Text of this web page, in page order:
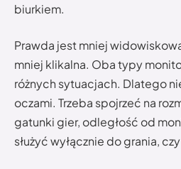
biurkiem.
Prawda jest mniej
mniej klikalna. Oba typy
różnych sytuacjach. Dlatego
oczami. Trzeba spojrzeć na
gatunki gier, odległość od
służyć wyłącznie do grania,